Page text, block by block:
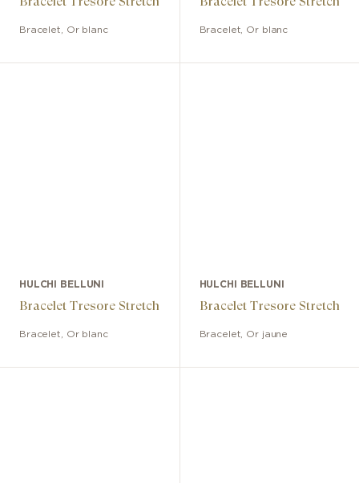
Bracelet Or blanc Bracelet Or blanc
HULCHI BELLUNI
Bracelet Tresore Stretch
Bracelet Or blanc
HULCHI BELLUNI
Bracelet Tresore Stretch
Bracelet Or jaune